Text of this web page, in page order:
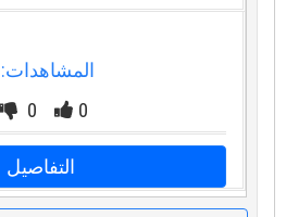
المشاهدات: 6
0
0
التفاصيل